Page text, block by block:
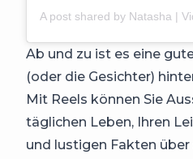
Ab und zu ist es eine
(oder die Gesichter)
Mit Reels können Sie
täglichen Leben, Ihren
und lustigen Fakten